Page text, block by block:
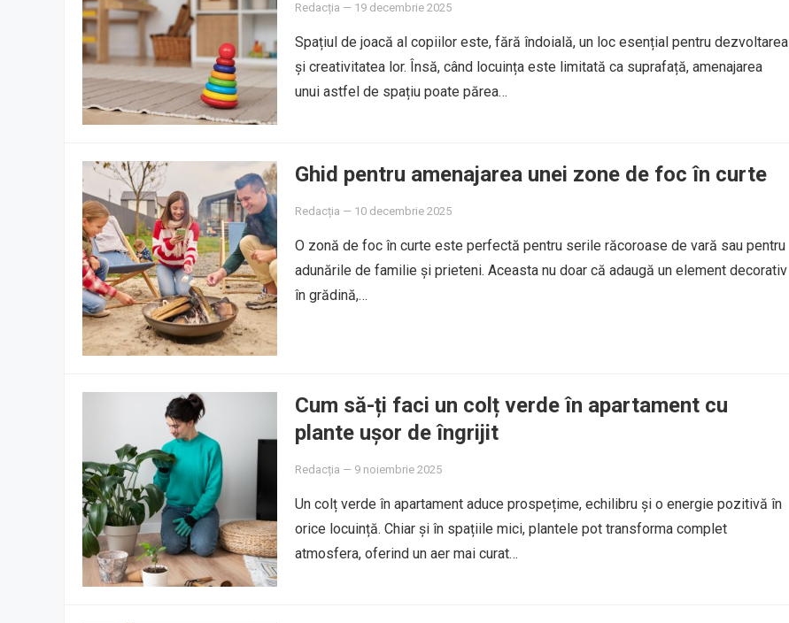
Redacția — 19 decembrie 2025
Spațiul de joacă al copiilor este, fără îndoială, un loc esențial pentru dezvoltarea
și creativitatea lor. Însă, când locuința este limitată ca suprafață, amenajarea
unui astfel de spațiu poate părea…
Ghid pentru amenajarea unei zone de foc în curte
Redacția — 10 decembrie 2025
O zonă de foc în curte este perfectă pentru serile răcoroase de vară sau pentru
adunările de familie și prieteni. Aceasta nu doar că adaugă un element decorativ
în grădină,…
Cum să-ți faci un colț verde în apartament cu
plante ușor de îngrijit
Redacția — 9 noiembrie 2025
Un colț verde în apartament aduce prospețime, echilibru și o energie pozitivă în
orice locuință. Chiar și în spațiile mici, plantele pot transforma complet
atmosfera, oferind un aer mai curat…